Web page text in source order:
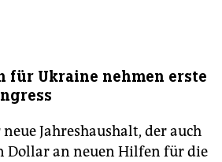
Ukraine nehmen erste
Jahreshaushalt, der auch
Dollar an neuen Hilfen für die